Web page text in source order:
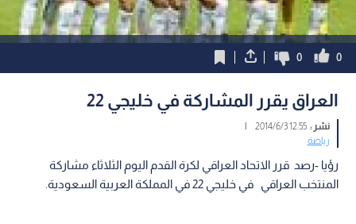
0
0
العراق يقرر المشاركة في خليجي 22
نشر :12:55 2014/6/3
|
رياضة
رؤيا -رصد قرر الاتحاد العراقي لكرة القدم اليوم الثلاثاء مشاركة
المنتخب العراقي في خليجي 22 في المملكة العربية السعودية.